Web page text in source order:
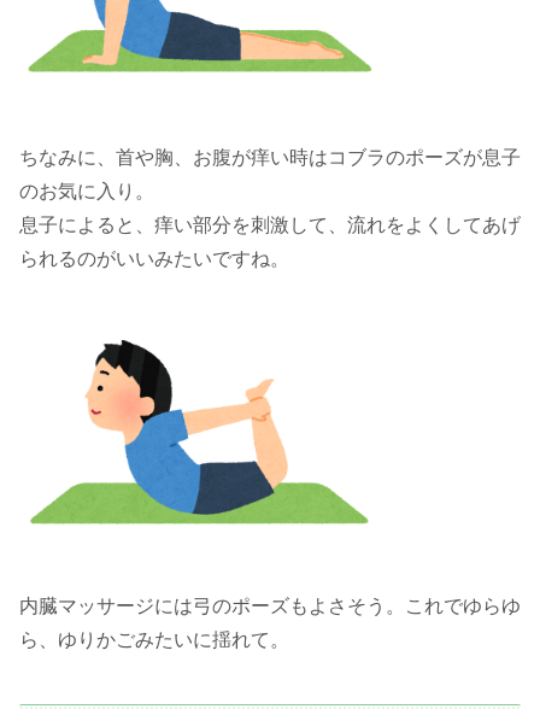
ちなみに、首や胸、お腹が痒い時はコブラのポーズが息子
のお気に入り。
息子によると、痒い部分を刺激して、流れをよくしてあげ
られるのがいいみたいですね。
内臓マッサージには弓のポーズもよさそう。これでゆらゆ
ら、ゆりかごみたいに揺れて。